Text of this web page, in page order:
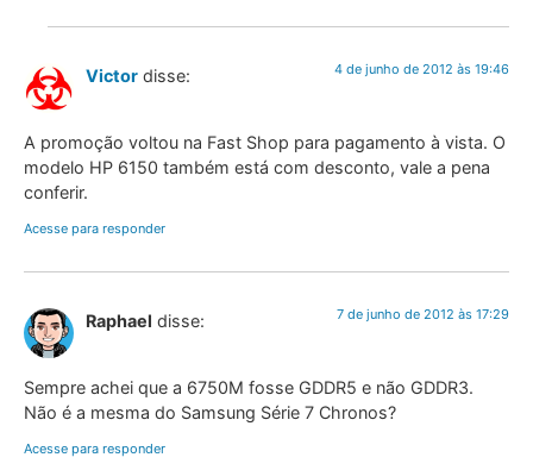
Victor disse: 4 de junho de 2012 às 19:46
A promoção voltou na Fast Shop para pagamento à vista. O
modelo HP 6150 também está com desconto, vale a pena
conferir.
Acesse para responder
Raphael disse: 7 de junho de 2012 às 17:29
Sempre achei que a 6750M fosse GDDR5 e não GDDR3.
Não é a mesma do Samsung Série 7 Chronos?
Acesse para responder